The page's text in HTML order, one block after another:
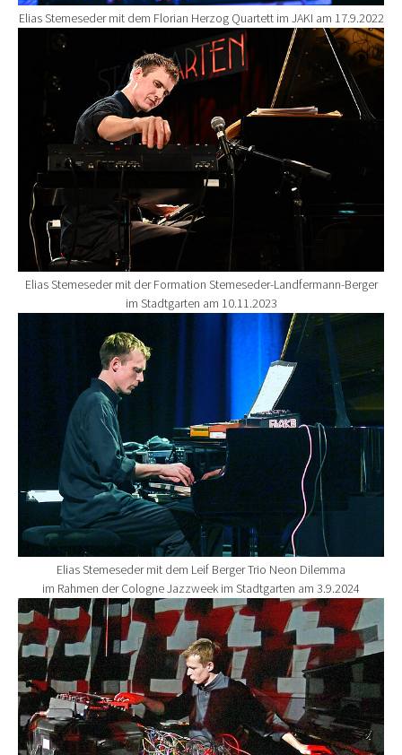
Elias Stemeseder mit dem Florian Herzog Quartett im JAKI am 17.9.2022
Show larger version for:
Elias Stemeseder mit der Formation Stemeseder-Landfermann-Berger
im Stadtgarten am 10.11.2023
Show larger version for:
Elias Stemeseder mit dem Leif Berger Trio Neon Dilemma
im Rahmen der Cologne Jazzweek im Stadtgarten am 3.9.2024
Show larger version for: